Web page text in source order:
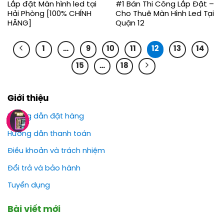
Lắp đặt Màn hình led tại
Hải Phòng [100% CHÍNH
HÃNG]
#1 Bán Thi Công Lắp Đặt –
Cho Thuê Màn Hình Led Tại
Quận 12
1 … 9 10 11 12 13 14
15 … 18
Giới thiệu
Hướng dẫn đặt hàng
Hướng dẫn thanh toán
Điều khoản và trách nhiệm
Đổi trả và bảo hành
Tuyển dụng
Bài viết mới